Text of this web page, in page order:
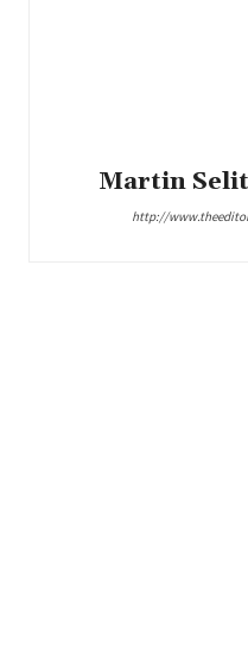
Martin
http://